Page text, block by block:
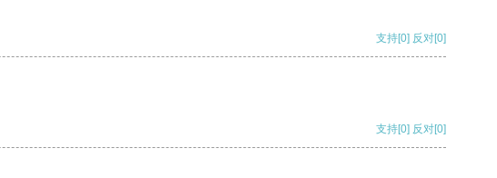
支持[0] 反对[0]
支持[0] 反对[0]